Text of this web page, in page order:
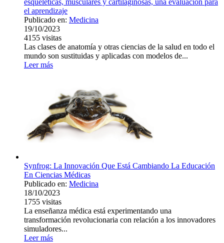
esqueléticas, musculares y cartilaginosas, una evaluación para
el aprendizaje
Publicado en: Medicina
19/10/2023
4155 visitas
Las clases de anatomía y otras ciencias de la salud en todo el
mundo son sustituidas y aplicadas con modelos de...
Leer más
Synfrog: La Innovación Que Está Cambiando La Educación
En Ciencias Médicas
Publicado en: Medicina
18/10/2023
1755 visitas
La enseñanza médica está experimentando una
transformación revolucionaria con relación a los innovadores
simuladores...
Leer más